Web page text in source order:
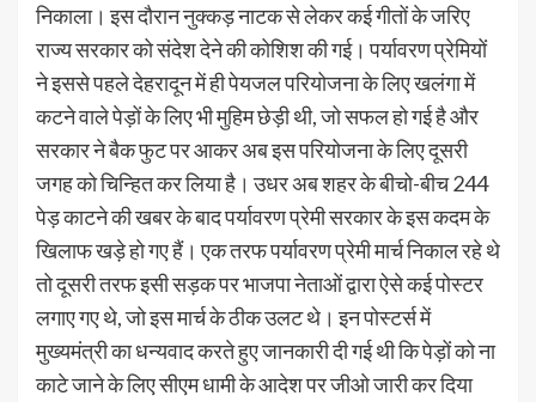
निकाला। इस दौरान नुक्कड़ नाटक से लेकर कई गीतों के जरिए
राज्य सरकार को संदेश देने की कोशिश की गई। पर्यावरण प्रेमियों
ने इससे पहले देहरादून में ही पेयजल परियोजना के लिए खलंगा में
कटने वाले पेड़ों के लिए भी मुहिम छेड़ी थी, जो सफल हो गई है और
सरकार ने बैक फुट पर आकर अब इस परियोजना के लिए दूसरी
जगह को चिन्हित कर लिया है। उधर अब शहर के बीचो-बीच 244
पेड़ काटने की खबर के बाद पर्यावरण प्रेमी सरकार के इस कदम के
खिलाफ खड़े हो गए हैं। एक तरफ पर्यावरण प्रेमी मार्च निकाल रहे थे
तो दूसरी तरफ इसी सड़क पर भाजपा नेताओं द्वारा ऐसे कई पोस्टर
लगाए गए थे, जो इस मार्च के ठीक उलट थे। इन पोस्टर्स में
मुख्यमंत्री का धन्यवाद करते हुए जानकारी दी गई थी कि पेड़ों को ना
काटे जाने के लिए सीएम धामी के आदेश पर जीओ जारी कर दिया